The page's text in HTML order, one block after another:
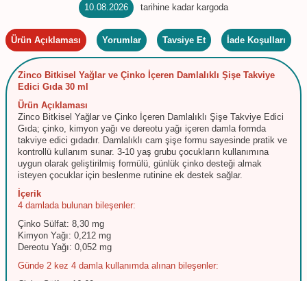
10.08.2026 tarihine kadar kargoda
Ürün Açıklaması Yorumlar Tavsiye Et İade Koşulları
Zinco Bitkisel Yağlar ve Çinko İçeren Damlalıklı Şişe Takviye
Edici Gıda 30 ml
Ürün Açıklaması
Zinco Bitkisel Yağlar ve Çinko İçeren Damlalıklı Şişe Takviye Edici
Gıda; çinko, kimyon yağı ve dereotu yağı içeren damla formda
takviye edici gıdadır. Damlalıklı cam şişe formu sayesinde pratik ve
kontrollü kullanım sunar. 3-10 yaş grubu çocukların kullanımına
uygun olarak geliştirilmiş formülü, günlük çinko desteği almak
isteyen çocuklar için beslenme rutinine ek destek sağlar.
İçerik
4 damlada bulunan bileşenler:
Çinko Sülfat: 8,30 mg
Kimyon Yağı: 0,212 mg
Dereotu Yağı: 0,052 mg
Günde 2 kez 4 damla kullanımda alınan bileşenler: